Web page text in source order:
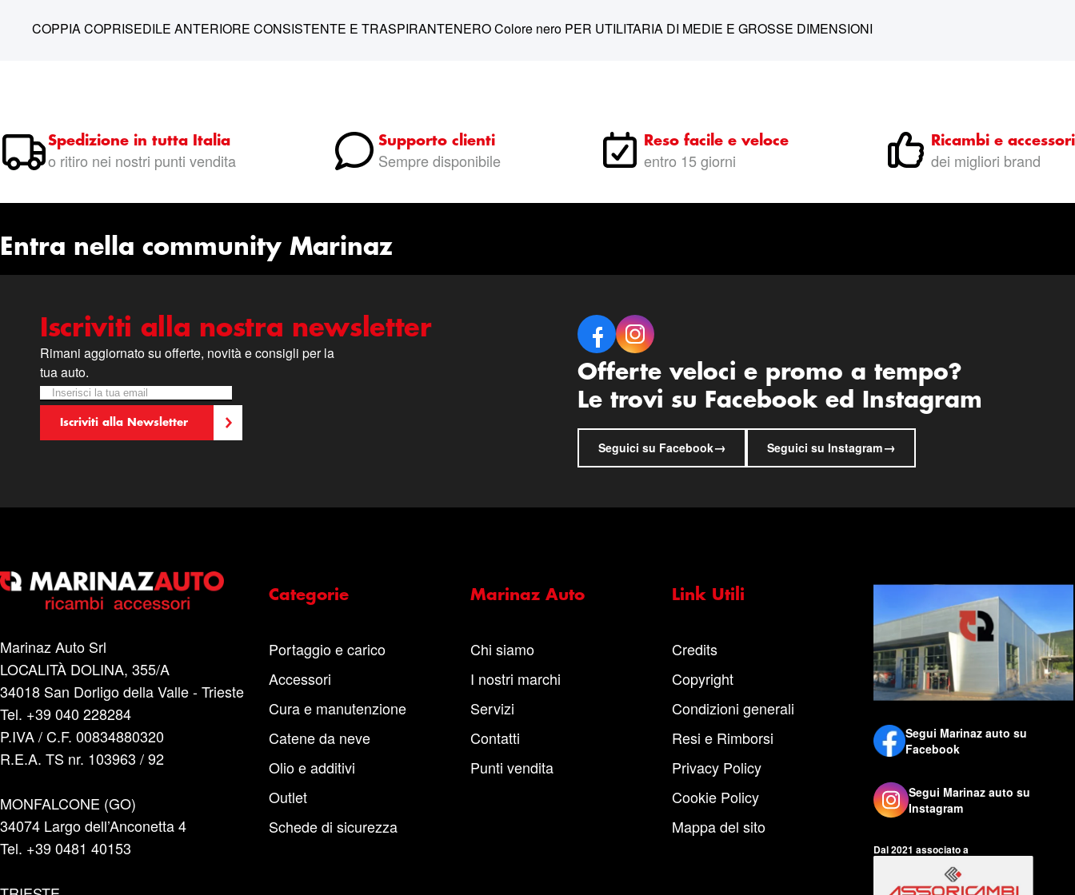
COPPIA COPRISEDILE ANTERIORE CONSISTENTE E TRASPIRANTENERO Colore nero PER UTILITARIA DI MEDIE E GROSSE DIMENSIONI
Spedizione in tutta Italia
o ritiro nei nostri punti vendita
Supporto clienti
Sempre disponibile
Reso facile e veloce
entro 15 giorni
Ricambi e accessori
dei migliori brand
Entra nella community Marinaz
Iscriviti alla nostra newsletter
Rimani aggiornato su offerte, novità e consigli per la
tua auto.
Newsletter
Iscriviti alla nostra Newsletter:
Iscriviti alla Newsletter
Offerte veloci e promo a tempo?
Le trovi su Facebook ed Instagram
Seguici su Facebook→ Seguici su Instagram→
Marinaz Auto Srl
LOCALITÀ DOLINA, 355/A
34018 San Dorligo della Valle - Trieste
Tel. +39 040 228284
P.IVA / C.F. 00834880320
R.E.A. TS nr. 103963 / 92
MONFALCONE (GO)
34074 Largo dell’Anconetta 4
Tel. +39 0481 40153
Categorie
Portaggio e carico
Accessori
Cura e manutenzione
Catene da neve
Olio e additivi
Outlet
Schede di sicurezza
Marinaz Auto
Chi siamo
I nostri marchi
Servizi
Contatti
Punti vendita
Link Utili
Credits
Copyright
Condizioni generali
Resi e Rimborsi
Privacy Policy
Cookie Policy
Mappa del sito
Segui Marinaz auto su
Facebook
Segui Marinaz auto su
Instagram
Dal 2021 associato a